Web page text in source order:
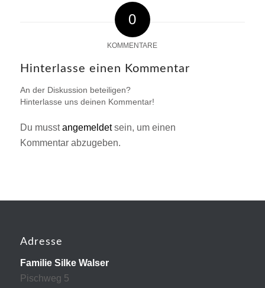
0
KOMMENTARE
Hinterlasse einen Kommentar
An der Diskussion beteiligen?
Hinterlasse uns deinen Kommentar!
Du musstangemeldetsein, um einen
Kommentar abzugeben.
Adresse
Familie Silke Walser
Pischweg 5